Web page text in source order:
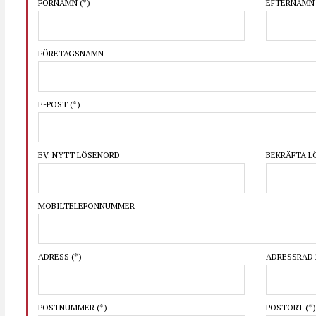
FÖRNAMN (*) EFTERNAMN
FÖRETAGSNAMN
E-POST (*)
EV. NYTT LÖSENORD BEKRÄFTA
MOBILTELEFONNUMMER
ADRESS (*) ADRESSRAD
POSTNUMMER (*) POSTORT (*)